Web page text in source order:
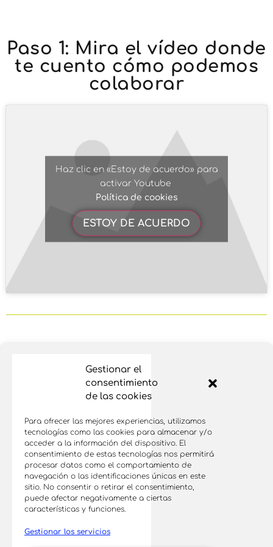
Gestionar el
consentimiento
de las cookies
Para ofrecer las mejores experiencias, utilizamos
tecnologías como las cookies para almacenar y/o
acceder a la información del dispositivo. El
consentimiento de estas tecnologías nos permitirá
procesar datos como el comportamiento de
navegación o las identificaciones únicas en este
sitio. No consentir o retirar el consentimiento,
puede afectar negativamente a ciertas
características y funciones.
Gestionar los servicios
Paso 1: Mira el vídeo donde
te cuento cómo podemos
colaborar
Haz clic en «Estoy de acuerdo» para
activar Youtube
Política de cookies
ESTOY DE ACUERDO
Paso 2: Apúntate Ahora
Para Ver Si Cumples Los
Requisitos
Ahora que has visto la presentación de
arriba, si sientes que estás listo o lista
para dar el siguiente paso y convertir tu
negocio en un referente para tus clientes
en el cuidado capilar natural y
sostenible, apúntate ahora pulsando el
botón de abajo y vemos si tu negocio